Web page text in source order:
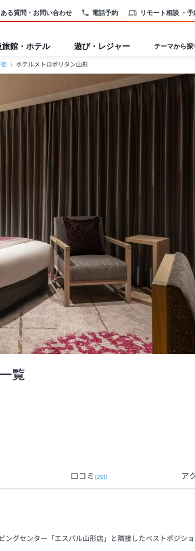
電話予約 リモート相談 ・
る質問・お問い合わせ
旅館・ホテル 遊び・レジャー テーマから探
街 ホテルメトロポリタン山形
覧
口コミ (251) ア
ングセンター「エスパル山形店」と隣接したベストポジシ